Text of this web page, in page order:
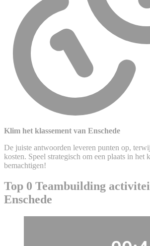
Klim het klassement van Enschede
De juiste antwoorden leveren punten op,
kosten. Speel strategisch om een plaats in het
bemachtigen!
Top 0 Teambuilding
Enschede